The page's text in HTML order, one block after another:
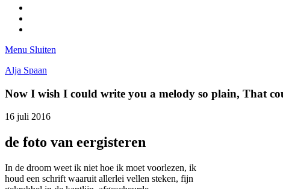
Menu Sluiten
Alja Spaan
Now I wish I could write you a melody so plain, That
16 juli 2016
de foto van eergisteren
In de droom weet ik niet hoe ik moet voorlezen, ik
houd een schrift waaruit allerlei vellen steken, fijn